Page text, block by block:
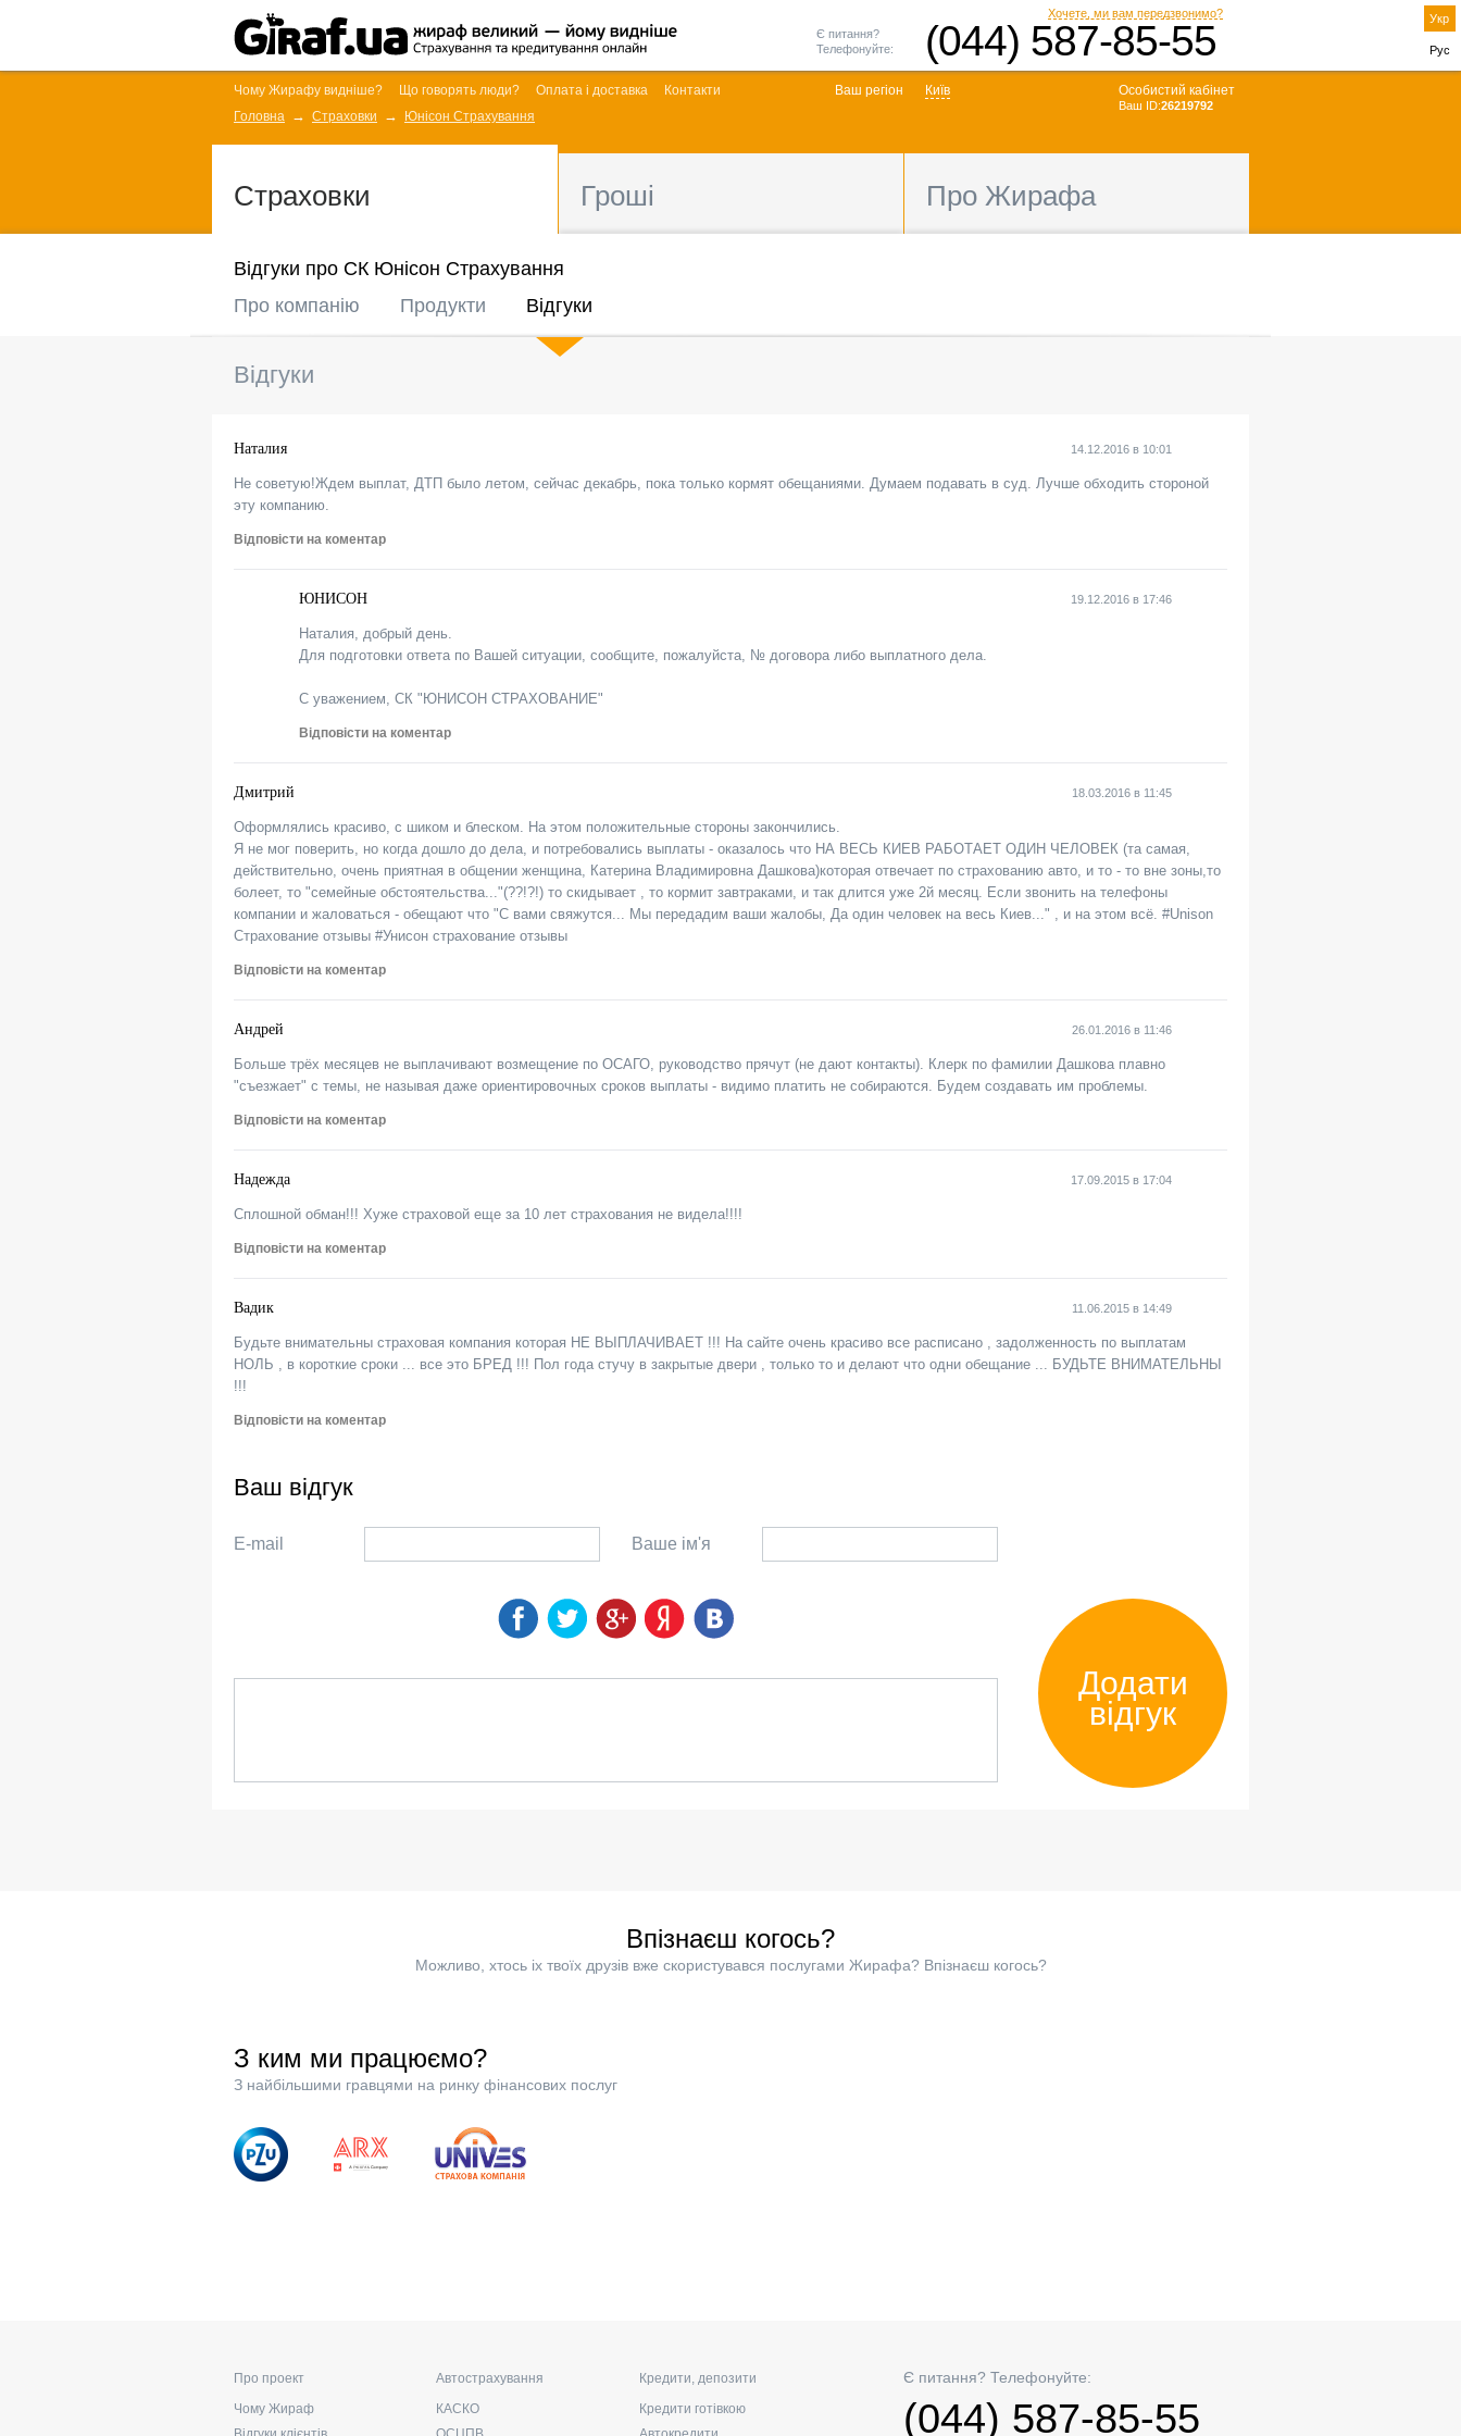
Хочете, ми вам передзвонимо?
(044) 587-85-55
Є питання?
Телефонуйте:
Чому Жирафу видніше? Що говорять люди? Оплата і доставка
Контакти
Головна
Страховки Юнісон Страхування
Особистий кабінет
Ваш ID:26219792
Ваш регіон Київ
Укр
Рус
Страховки Гроші Про Жирафа
Відгуки про СК Юнісон Страхування
Про компанію
Продукти Відгуки
Відгуки
Наталия 14.12.2016 в 10:01
Не советую!Ждем выплат, ДТП было летом, сейчас декабрь, пока только кормят обещаниями. Думаем подавать в суд. Лучше обходить стороной
эту компанию.
Відповісти на коментар
ЮНИСОН 19.12.2016 в 17:46
Наталия, добрый день.
Для подготовки ответа по Вашей ситуации, сообщите, пожалуйста, № договора либо выплатного дела.
С уважением, СК "ЮНИСОН СТРАХОВАНИЕ"
Відповісти на коментар
Дмитрий 18.03.2016 в 11:45
Оформлялись красиво, с шиком и блеском. На этом положительные стороны закончились.
Я не мог поверить, но когда дошло до дела, и потребовались выплаты - оказалось что НА ВЕСЬ КИЕВ РАБОТАЕТ ОДИН ЧЕЛОВЕК (та самая,
действительно, очень приятная в общении женщина, Катерина Владимировна Дашкова)которая отвечает по страхованию авто, и то - то вне зоны,то
болеет, то "семейные обстоятельства..."(??!?!) то скидывает , то кормит завтраками, и так длится уже 2й месяц. Если звонить на телефоны
компании и жаловаться - обещают что "С вами свяжутся... Мы передадим ваши жалобы, Да один человек на весь Киев..." , и на этом всё. #Unison
Страхование отзывы #Унисон страхование отзывы
Відповісти на коментар
Андрей 26.01.2016 в 11:46
Больше трёх месяцев не выплачивают возмещение по ОСАГО, руководство прячут (не дают контакты). Клерк по фамилии Дашкова плавно
"съезжает" с темы, не называя даже ориентировочных сроков выплаты - видимо платить не собираются. Будем создавать им проблемы.
Відповісти на коментар
Надежда 17.09.2015 в 17:04
Сплошной обман!!! Хуже страховой еще за 10 лет страхования не видела!!!!
Відповісти на коментар
Вадик 11.06.2015 в 14:49
Будьте внимательны страховая компания которая НЕ ВЫПЛАЧИВАЕТ !!! На сайте очень красиво все расписано , задолженность по выплатам
НОЛЬ , в короткие сроки ... все это БРЕД !!! Пол года стучу в закрытые двери , только то и делают что одни обещание ... БУДЬТЕ ВНИМАТЕЛЬНЫ
!!!
Відповісти на коментар
Ваш відгук
Додати
відгук
E-mail Ваше ім'я
Впізнаєш когось?
Можливо, хтось іх твоїх друзів вже скористувався послугами Жирафа? Впізнаєш когось?
З ким ми працюємо?
З найбільшими гравцями на ринку фінансових послуг
Про проект
Чому Жираф
Автострахування
КАСКО
Кредити, депозити
Кредити готівкою
Є питання? Телефонуйте:
(044) 587-85-55